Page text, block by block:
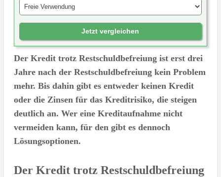
Jetzt vergleichen
Der Kredit trotz Restschuldbefreiung ist erst drei
Jahre nach der Restschuldbefreiung kein Problem
mehr. Bis dahin gibt es entweder keinen Kredit
oder die Zinsen für das Kreditrisiko, die steigen
deutlich an. Wer eine Kreditaufnahme nicht
vermeiden kann, für den gibt es dennoch
Lösungsoptionen.
Der Kredit trotz Restschuldbefreiung